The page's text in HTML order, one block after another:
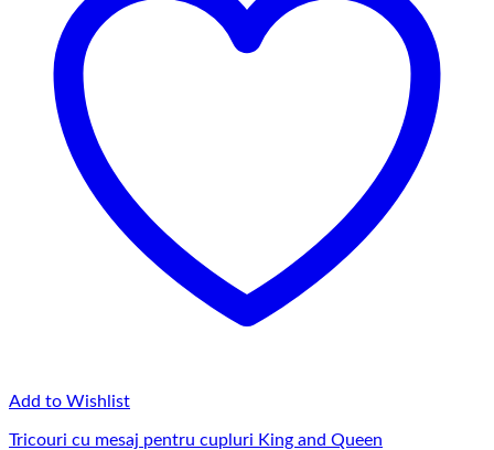
Add to Wishlist
Tricouri cu mesaj pentru cupluri King and Queen